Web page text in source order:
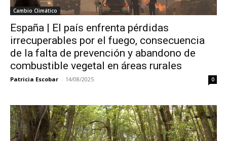
Cambio Climático
España | El país enfrenta pérdidas
irrecuperables por el fuego, consecuencia
de la falta de prevención y abandono de
combustible vegetal en áreas rurales
Patricia Escobar - 14/08/2025 0